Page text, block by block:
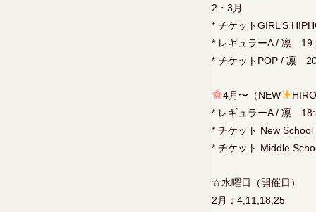
2・3月
* チケットGIRL’S
* レギュラーA / 凛
* チケットPOP / 凛
4月〜（NEW
* レギュラーA / 凛
* チケット New
* チケット Middle
☆水曜日（開催日）
2月：4,11,18,25